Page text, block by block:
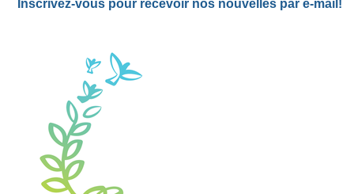
Inscrivez-vous pour recevoir nos nouvelles par e-mail!